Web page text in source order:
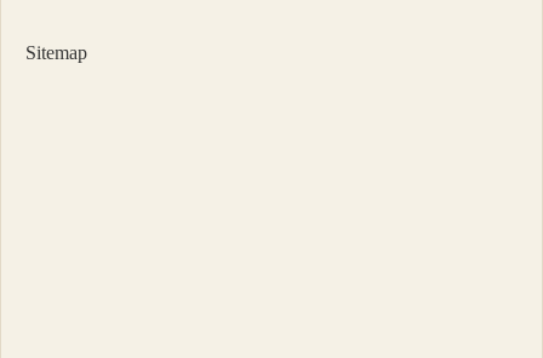
Sitemap